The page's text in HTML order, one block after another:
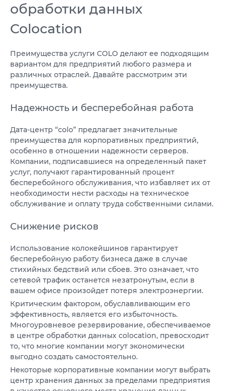
обработки данных
Colocation
Преимущества услуги COLO делают ее подходящим
вариантом для предприятий любого размера и
различных отраслей. Давайте рассмотрим эти
преимущества.
Надежность и бесперебойная работа
Дата-центр “colo” предлагает значительные
преимущества для корпоративных предприятий,
особенно в отношении надежности серверов.
Компании, подписавшиеся на определенный пакет
услуг, получают гарантированный процент
бесперебойного обслуживания, что избавляет их от
необходимости нести расходы на техническое
обслуживание и оплату труда собственными силами.
Снижение рисков
Использование колокейшинов гарантирует
бесперебойную работу бизнеса даже в случае
стихийных бедствий или сбоев. Это означает, что
сетевой трафик останется незатронутым, если в
вашем офисе произойдет потеря электроэнергии.
Критическим фактором, обуславливающим его
эффективность, является его избыточность.
Многоуровневое резервирование, обеспечиваемое
в центре обработки данных colocation, превосходит
то, что многие компании могут экономически
выгодно создать самостоятельно.
Некоторые корпоративные компании могут выбрать
центр хранения данных за пределами предприятия